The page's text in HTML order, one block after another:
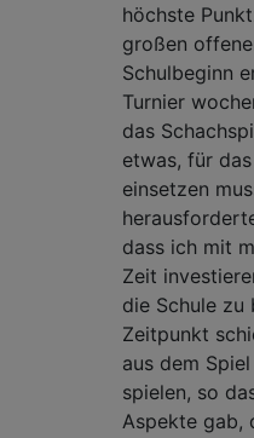
höchste
großen
Schulbeginn
Turnier
das
etwas, für
einsetzen
dass ich mit
Zeit
die Schule zu
Zeitpunkt
aus dem
spielen, so
Aspekte gab,